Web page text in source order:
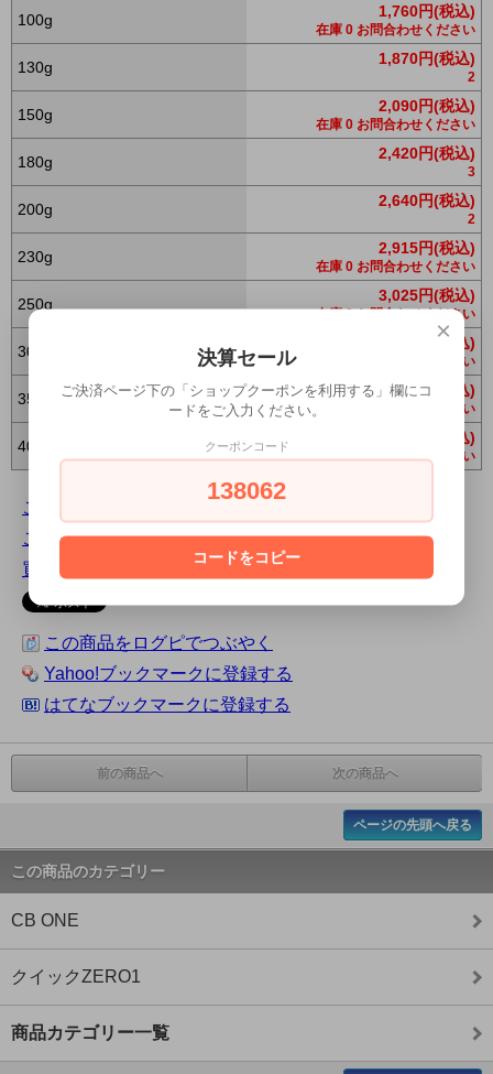
100g 1,760円(税込)
在庫 0 お問合わせください
130g 1,870円(税込)
2
150g 2,090円(税込)
在庫 0 お問合わせください
180g 2,420円(税込)
3
200g 2,640円(税込)
2
230g 2,915円(税込)
在庫 0 お問合わせください
250g 3,025円(税込)
在庫 0 お問合わせください
300g 3,300円(税込)
在庫 0 お問合わせください
350g 3,630円(税込)
在庫 0 お問合わせください
400g 3,960円(税込)
在庫 0 お問合わせください
この商品について問い合わせる
この商品を友達に教える
買い物を続ける
この商品をログピでつぶやく
Yahoo!ブックマークに登録する
はてなブックマークに登録する
前の商品へ 次の商品へ
ページの先頭へ戻る
この商品のカテゴリー
CB ONE
クイックZERO1
商品カテゴリー一覧
×
決算セール
ご決済ページ下の「ショップクーポンを利用する」欄にコ
ードをご入力ください。
クーポンコード
138062
コードをコピー